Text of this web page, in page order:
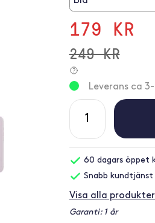
179 KR
249 KR
Leverans ca
60 dagars öppet
Snabb kundtjänst
Visa alla
Garanti: 1 år